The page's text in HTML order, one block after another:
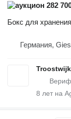
282
Бокс для хранения
Германия,
8 лет на